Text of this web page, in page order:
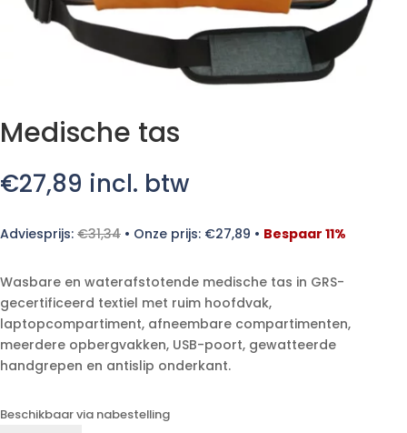
Medische tas
€27,89 incl. btw
Adviesprijs: €31,34 • Onze prijs: €27,89 • Bespaar 11%
Wasbare en waterafstotende medische tas in GRS-
gecertificeerd textiel met ruim hoofdvak,
laptopcompartiment, afneembare compartimenten,
meerdere opbergvakken, USB-poort, gewatteerde
handgrepen en antislip onderkant.
Beschikbaar via nabestelling